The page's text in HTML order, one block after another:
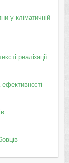
у кліматичній
реалізації